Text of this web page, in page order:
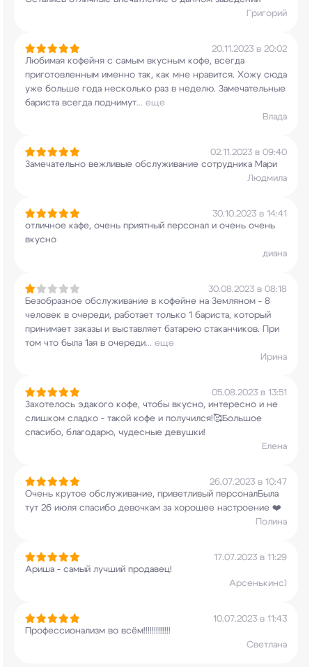
Григорий
20.11.2023 в 20:02
Любимая кофейня с самым вкусным кофе, всегда
приготовленным именно так, как мне нравится. Хожу сюда
уже больше года несколько раз в неделю. Замечательные
бариста всегда поднимут... еще
Влада
02.11.2023 в 09:40
Замечательно вежливые обслуживание сотрудника Мари
Людмила
30.10.2023 в 14:41
отличное кафе, очень приятный персонал и очень очень
вкусно
диана
30.08.2023 в 08:18
Безобразное обслуживание в кофейне на Земляном - 8
человек в очереди, работает только 1 бариста, который
принимает заказы и выставляет батарею стаканчиков. При
том что была 1ая в очереди... еще
Ирина
05.08.2023 в 13:51
Захотелось эдакого кофе, чтобы вкусно, интересно и не
слишком сладко - такой кофе и получился!🥰Большое
спасибо, благодарю, чудесные девушки!
Елена
26.07.2023 в 10:47
Очень крутое обслуживание, приветливый персоналБыла
тут 26 июля спасибо девочкам за хорошее настроение ❤️
Полина
17.07.2023 в 11:29
Ариша - самый лучший продавец!
Арсенькинс)
10.07.2023 в 11:43
Профессионализм во всём!!!!!!!!!!!!!
Светлана